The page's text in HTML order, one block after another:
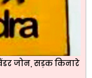
जोन, सड़क किनारे